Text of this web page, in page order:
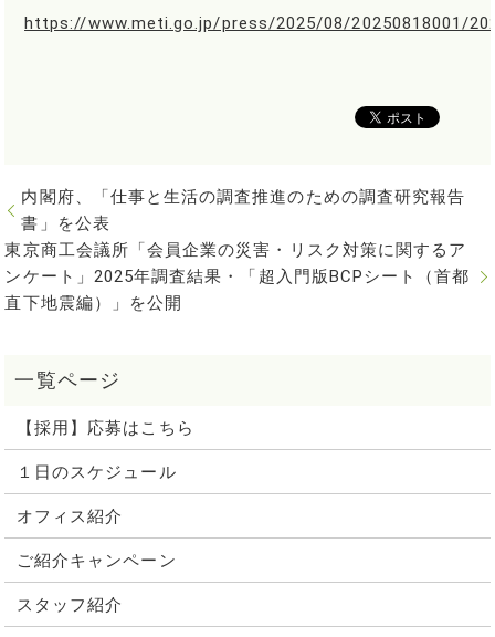
https://www.meti.go.jp/press/2025/08/20250818001/
内閣府、「仕事と生活の調査推進のための調査研究報告
書」を公表
東京商工会議所「会員企業の災害・リスク対策に関するア
ンケート」2025年調査結果・「超入門版BCPシート（首都
直下地震編）」を公開
【採用】応募はこちら
１日のスケジュール
オフィス紹介
ご紹介キャンペーン
スタッフ紹介